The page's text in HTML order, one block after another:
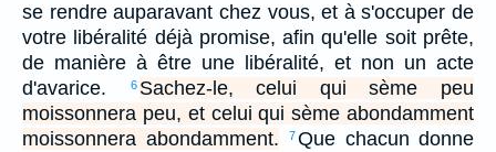
se rendre auparavant chez vous, et à s'occuper de
votre libéralité déjà promise, afin qu'elle soit prête,
de manière à être une libéralité, et non un acte
d'avarice.
6 Sachez-le, celui qui sème peu
moissonnera peu, et celui qui sème abondamment
moissonnera abondamment.
7Que chacun donne